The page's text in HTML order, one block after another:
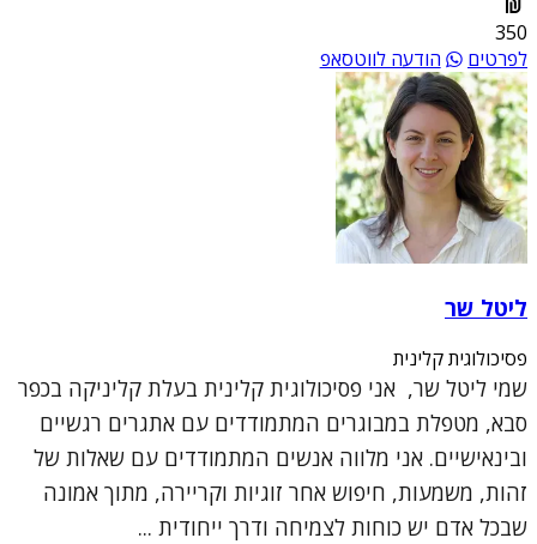
350
לפרטים
הודעה לווטסאפ
ליטל שר
פסיכולוגית קלינית
שמי ליטל שר, אני פסיכולוגית קלינית בעלת קליניקה בכפר
סבא, מטפלת במבוגרים המתמודדים עם אתגרים רגשיים
ובינאישיים. אני מלווה אנשים המתמודדים עם שאלות של
זהות, משמעות, חיפוש אחר זוגיות וקריירה, מתוך אמונה
שבכל אדם יש כוחות לצמיחה ודרך ייחודית ...